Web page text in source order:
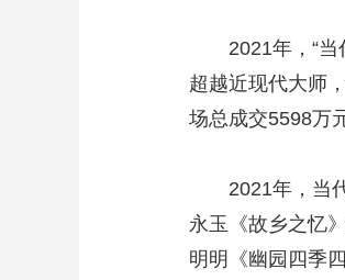
2021年，“当代
超越近现代大师
场总成交5598万
2021年，当代
永玉《故乡之忆
明明《幽园四季